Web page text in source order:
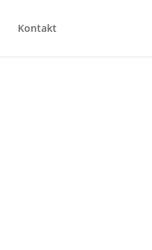
Kontakt